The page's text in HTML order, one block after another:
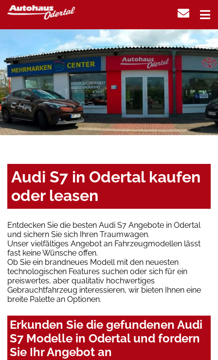
Audi S7 in Odertal kaufen
oder leasen
Entdecken Sie die besten Audi S7 Angebote in Odertal
und sichern Sie sich Ihren Traumwagen.
Unser vielfältiges Angebot an Fahrzeugmodellen lässt
fast keine Wünsche offen.
Ob Sie ein brandneues Modell mit den neuesten
technologischen Features suchen oder sich für ein
preiswertes, aber qualitativ hochwertiges
Gebrauchtfahrzeug interessieren, wir bieten Ihnen eine
breite Palette an Optionen.
Erkunden Sie die gefundenen Audi
S7 Modelle in Odertal und fordern
Sie Ihr Angebot an